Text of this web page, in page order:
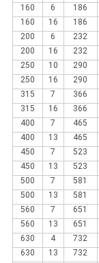
160
6 186
160
16 186
200
6 232
200
16 232
250
10 290
250
16 290
315
7 366
315
16 366
400
7 465
400
13 465
450
7 523
450
13 523
500
7 581
500
13 581
560
7 651
560
13 651
630
4 732
630
13 732